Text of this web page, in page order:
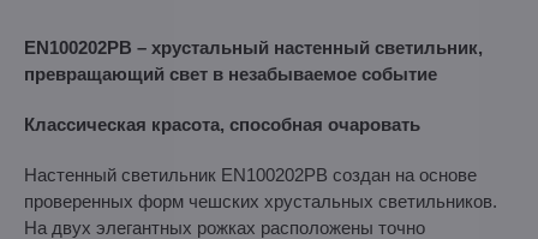
EN100202PB – хрустальный настенный светильник,
превращающий свет в незабываемое событие
Классическая красота, способная очаровать
Настенный светильник EN100202PB создан на основе
проверенных форм чешских хрустальных светильников.
На двух элегантных рожках расположены точно